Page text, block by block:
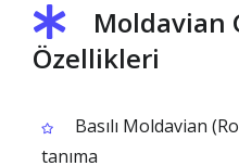
Moldavian
Özellikleri
Basılı Moldavian
tanıma